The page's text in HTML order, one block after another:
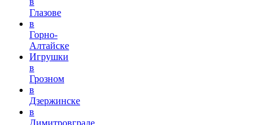
Глазове
в
Горно-
Алтайске
Игрушки
в
Грозном
в
Дзержинске
в
Димитровграде